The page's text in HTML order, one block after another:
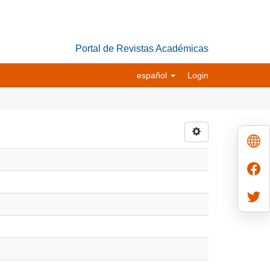
Portal de Revistas Académicas
español Login